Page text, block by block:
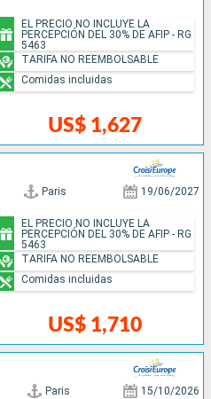
US$ 1,627
EL PRECIO NO INCLUYE LA
PERCEPCIÓN DEL 30% DE AFIP - RG
5463
TARIFA NO REEMBOLSABLE
Comidas incluidas
Paris 19/06/2027
US$ 1,710
EL PRECIO NO INCLUYE LA
PERCEPCIÓN DEL 30% DE AFIP - RG
5463
TARIFA NO REEMBOLSABLE
Comidas incluidas
Paris 15/10/2026